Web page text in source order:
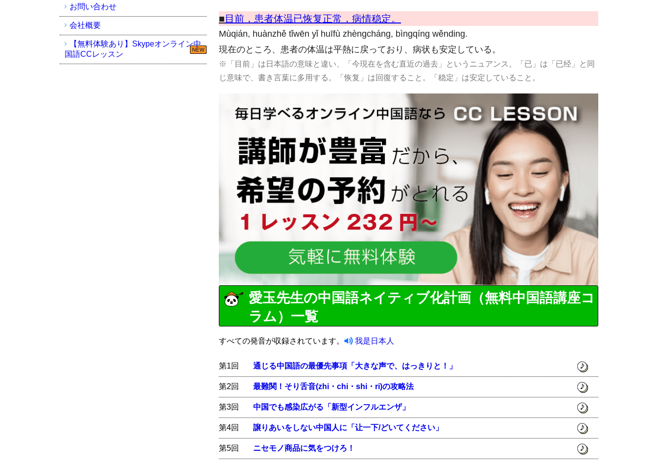
■目前，患者体温已恢复正常，病情稳定。
Mùqián, huànzhě tǐwēn yǐ huīfù zhèngcháng, bìngqíng wěnding.
現在のところ、患者の体温は平熱に戻っており、病状も安定している。
※「目前」は日本語の意味と違い、「今現在を含む直近の過去」というニュアンス。「已」は「已经」と同
じ意味で、書き言葉に多用する。「恢复」は回復すること。「稳定」は安定していること。
愛玉先生の中国語ネイティブ化計画（無料中国語講座コ
ラム）一覧
すべての発音が収録されています。 我是日本人
第1回 通じる中国語の最優先事項「大きな声で、はっきりと！」
第2回 最難関！そり舌音(zhi・chi・shi・ri)の攻略法
第3回 中国でも感染広がる「新型インフルエンザ」
第4回 譲りあいをしない中国人に「让一下/どいてください」
第5回 ニセモノ商品に気をつけろ！
お問い合わせ
会社概要
【無料体験あり】Skypeオンライン中
国語CCレッスン